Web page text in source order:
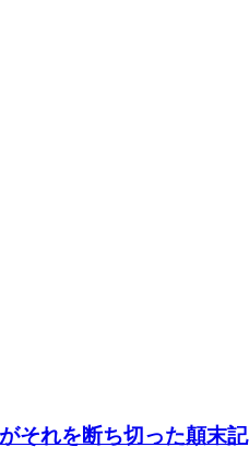
それを断ち切った顛末記